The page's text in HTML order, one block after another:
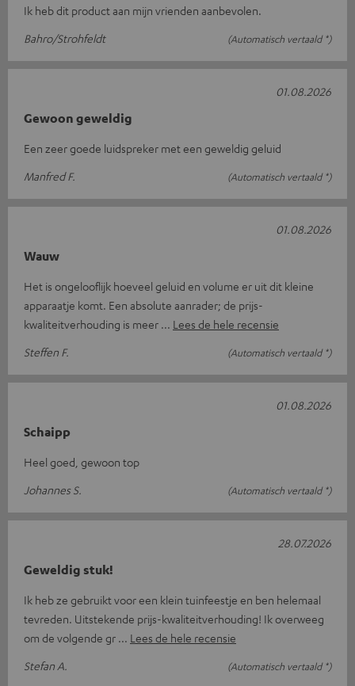
Ik heb dit product aan mijn vrienden aanbevolen.
Bahro/Strohfeldt
(Automatisch vertaald *)
Gewoon geweldig
Een zeer goede luidspreker met een geweldig geluid
Manfred F.
(Automatisch vertaald *)
01.08.2026
Wauw
Het is ongelooflijk hoeveel geluid en volume er uit dit kleine
apparaatje komt. Een absolute aanrader; de prijs-
kwaliteitverhouding is meer
Lees de hele recensie
Steffen F.
(Automatisch vertaald *)
01.08.2026
Schaipp
Heel goed, gewoon top
Johannes S.
(Automatisch vertaald *)
01.08.2026
Geweldig stuk!
Ik heb ze gebruikt voor een klein tuinfeestje en ben helemaal
tevreden. Uitstekende prijs-kwaliteitverhouding! Ik overweeg
om de volgende gr
Lees de hele recensie
Stefan A.
(Automatisch vertaald *)
28.07.2026